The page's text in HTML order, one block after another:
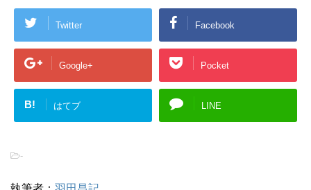
Twitter Facebook
Google+ Pocket
B! はてブ LINE
-